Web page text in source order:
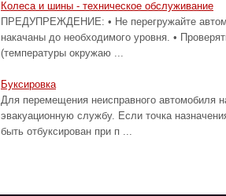
Колеса и шины - техническое обслуживание
ПРЕДУПРЕЖДЕНИЕ: • Не перегружайте
накачаны до необходимого уровня. •
(температуры окружаю ...
Буксировка
Для перемещения неисправного автомобиля
эвакуационную службу. Если точка
быть отбуксирован при п ...